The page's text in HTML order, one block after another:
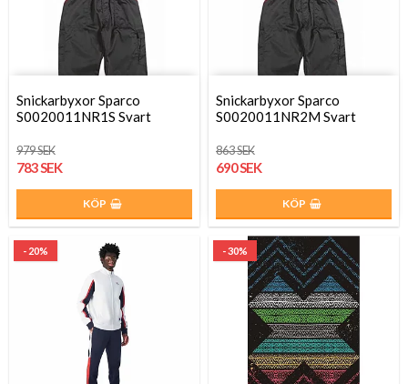
Snickarbyxor Sparco
S0020011NR1S Svart
979 SEK
783 SEK
KÖP
Snickarbyxor Sparco
S0020011NR2M Svart
863 SEK
690 SEK
KÖP
- 20% - 30%